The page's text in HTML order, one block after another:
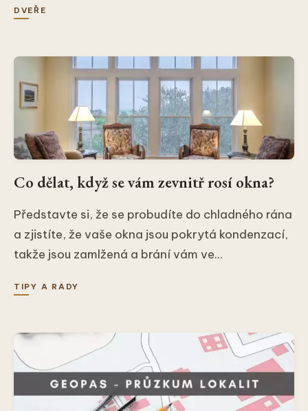
DVEŘE
Co dělat, když se vám zevnitř rosí okna?
Představte si, že se probudíte do chladného rána
a zjistíte, že vaše okna jsou pokrytá kondenzací,
takže jsou zamlžená a brání vám ve...
TIPY A RADY